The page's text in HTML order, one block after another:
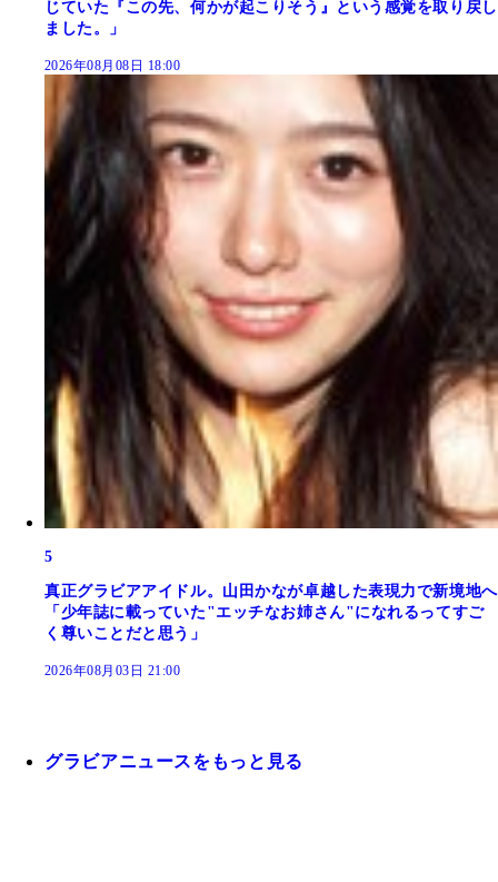
じていた『この先、何かが起こりそう』という感覚を取り戻し
ました。」
2026年08月08日 18:00
5
真正グラビアアイドル。山田かなが卓越した表現力で新境地へ
「少年誌に載っていた"エッチなお姉さん"になれるってすご
く尊いことだと思う」
2026年08月03日 21:00
グラビアニュースをもっと見る